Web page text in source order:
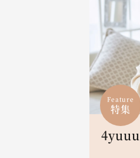
Feature
特集
4yuuu